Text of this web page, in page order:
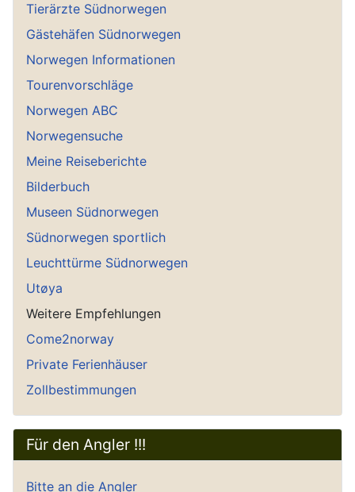
Tierärzte Südnorwegen
Gästehäfen Südnorwegen
Norwegen Informationen
Tourenvorschläge
Norwegen ABC
Norwegensuche
Meine Reiseberichte
Bilderbuch
Museen Südnorwegen
Südnorwegen sportlich
Leuchttürme Südnorwegen
Utøya
Weitere Empfehlungen
Come2norway
Private Ferienhäuser
Zollbestimmungen
Für den Angler !!!
Bitte an die Angler